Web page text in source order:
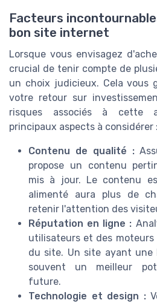
Facteurs
bon site internet
Lorsque vous envisagez
crucial de tenir compte de
un choix judicieux. Cela vous
votre retour sur
risques associés à cette
principaux aspects à considérer :
Contenu de qualité :
propose un contenu
mis à jour. Le contenu
alimenté aura plus de
retenir l'attention des
Réputation en ligne :
utilisateurs et des
du site. Un site ayant une
souvent un meilleur
future.
Technologie et design :